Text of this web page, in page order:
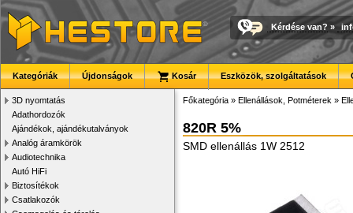
Kérdése van? »
Kategóriák Újdonságok Kosár Eszközök, szolgáltatások
3D nyomtatás
Adathordozók
Ajándékok, ajándékutalványok
Analóg áramkörök
Audiotechnika
Autó HiFi
Biztosítékok
Csatlakozók
Főkategória » Ellenállások, Potméterek »
820R 5%
SMD ellenállás 1W 2512